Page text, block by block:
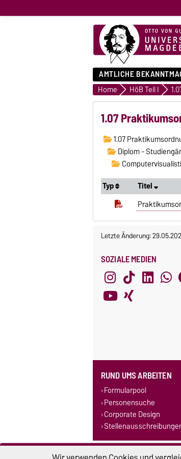
AMTLICHE
Home HöB Teil I
1.07
1.07
Diplom -
Typ
Titel
Letzte Änderung:
SOZIALE MEDIEN
RUND UMS ARBEITEN
Formularpool
Personensuche
Corporate Design